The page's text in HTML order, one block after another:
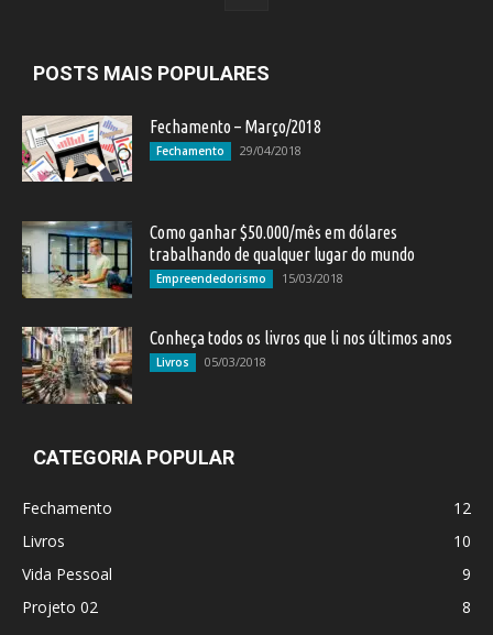
POSTS MAIS POPULARES
Fechamento – Março/2018
Fechamento 29/04/2018
Como ganhar $50.000/mês em dólares
trabalhando de qualquer lugar do mundo
Empreendedorismo 15/03/2018
Conheça todos os livros que li nos últimos anos
Livros 05/03/2018
CATEGORIA POPULAR
Fechamento
12
Livros
10
Vida Pessoal
9
Projeto 02
8